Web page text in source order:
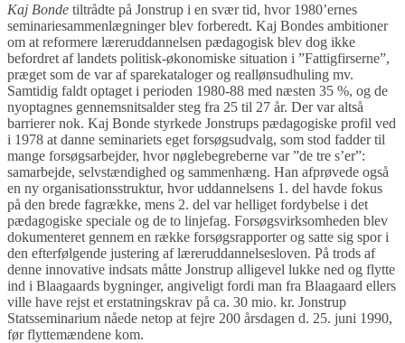
Kaj Bonde tiltrådte på Jonstrup i en svær tid, hvor 1980’ernes
seminariesammenlægninger blev forberedt. Kaj Bondes ambitioner
om at reformere læreruddannelsen pædagogisk blev dog ikke
befordret af landets politisk-økonomiske situation i ”Fattigfirserne”,
præget som de var af sparekataloger og reallønsudhuling mv.
Samtidig faldt optaget i perioden 1980-88 med næsten 35 %, og de
nyoptagnes gennemsnitsalder steg fra 25 til 27 år. Der var altså
barrierer nok. Kaj Bonde styrkede Jonstrups pædagogiske profil ved
i 1978 at danne seminariets eget forsøgsudvalg, som stod fadder til
mange forsøgsarbejder, hvor nøglebegreberne var ”de tre s’er”:
samarbejde, selvstændighed og sammenhæng. Han afprøvede også
en ny organisationsstruktur, hvor uddannelsens 1. del havde fokus
på den brede fagrække, mens 2. del var helliget fordybelse i det
pædagogiske speciale og de to linjefag. Forsøgsvirksomheden blev
dokumenteret gennem en række forsøgsrapporter og satte sig spor i
den efterfølgende justering af læreruddannelsesloven. På trods af
denne innovative indsats måtte Jonstrup alligevel lukke ned og flytte
ind i Blaagaards bygninger, angiveligt fordi man fra Blaagaard ellers
ville have rejst et erstatningskrav på ca. 30 mio. kr. Jonstrup
Statsseminarium nåede netop at fejre 200 årsdagen d. 25. juni 1990,
før flyttemændene kom.